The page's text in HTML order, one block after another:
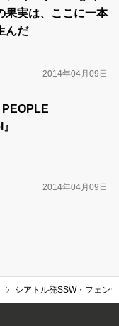
果実は、ここに一本
んだ
2014年04月09日
PEOPLE
2014年04月09日
シアトル発SSW・フェン